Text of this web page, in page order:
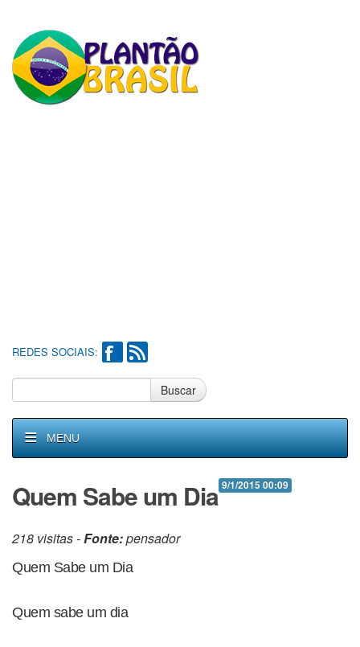
REDES SOCIAIS:
Buscar
MENU
9/1/2015 00:09
Quem Sabe um Dia
218 visitas -Fonte:pensador
Quem Sabe um Dia
Quem sabe um dia